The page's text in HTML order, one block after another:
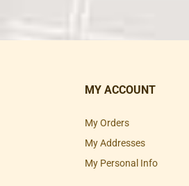
MY ACCOUNT
My Orders
My Addresses
My Personal Info